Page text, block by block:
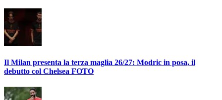
Il Milan presenta la terza maglia 26/27: Modric in posa, il
debutto col Chelsea FOTO